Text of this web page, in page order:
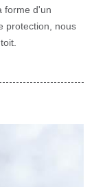
forme d'un
protection, nous